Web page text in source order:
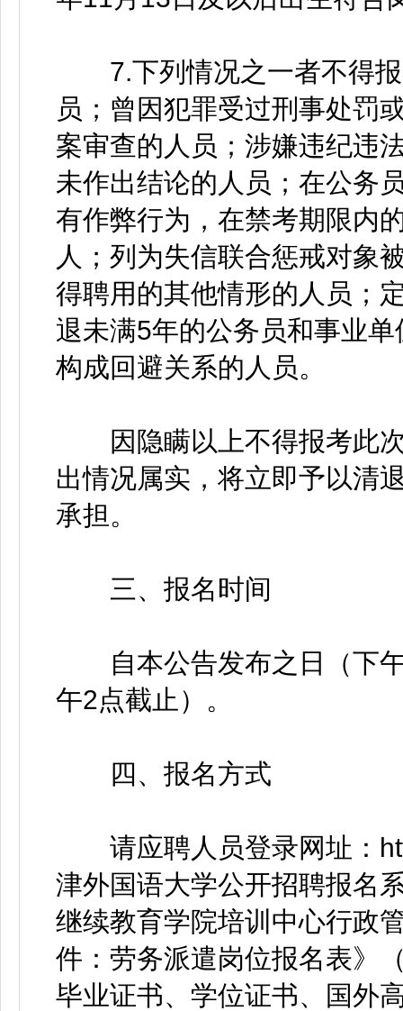
7.下列情况之一者不得报
员；曾因犯罪受过刑事处罚
案审查的人员；涉嫌违纪违
未作出结论的人员；在公务
有作弊行为，在禁考期限内
人；列为失信联合惩戒对象
得聘用的其他情形的人员；
退未满5年的公务员和事业
构成回避关系的人员。
因隐瞒以上不得报考此次
出情况属实，将立即予以清
承担。
三、报名时间
自本公告发布之日（下午
午2点截止）。
四、报名方式
请应聘人员登录网址：
津外国语大学公开招聘报名
继续教育学院培训中心行政
件：劳务派遣岗位报名表》
毕业证书、学位证书、国外